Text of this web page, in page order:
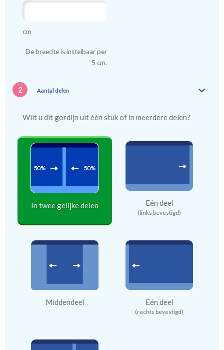
cm
De breedte is instelbaar per
5 cm.
2 Aantal delen
Wilt u dit gordijn uit één stuk of in meerdere delen?
In twee gelijke delen Eén deel
(links bevestigd)
Middendeel Eén deel
(rechts bevestigd)